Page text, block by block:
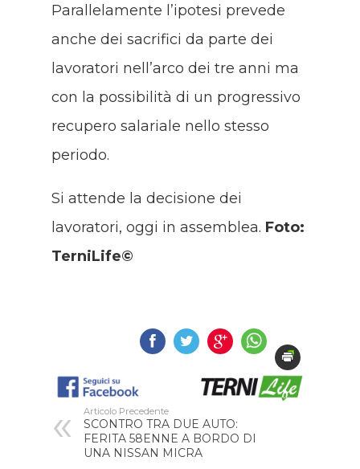
Parallelamente l’ipotesi prevede
anche dei sacrifici da parte dei
lavoratori nell’arco dei tre anni ma
con la possibilità di un progressivo
recupero salariale nello stesso
periodo.
Si attende la decisione dei
lavoratori, oggi in assemblea. Foto:
TerniLife©
Articolo Precedente
SCONTRO TRA DUE AUTO:
FERITA 58ENNE A BORDO DI
UNA NISSAN MICRA